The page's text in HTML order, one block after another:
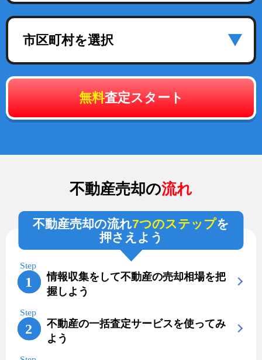
市区町村を選択
無料査定スタート
不動産売却の流れ
不動産売却の流れ7つのステップを
押さえよう
情報収集をして不動産の売却相場を把
握しよう
不動産の一括査定サービスを使ってみ
よう